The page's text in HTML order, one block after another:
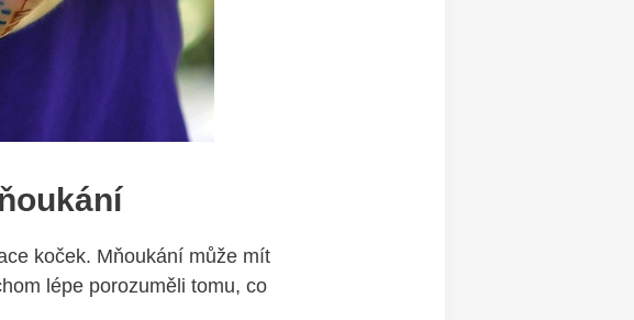
koček. Mňoukání může mít
lépe porozuměli tomu, co